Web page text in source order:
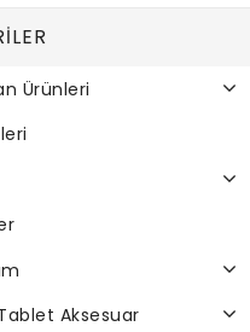
Ürünleri
Aksesuar